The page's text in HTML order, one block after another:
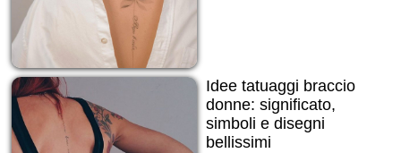
Idee tatuaggi braccio
donne: significato,
simboli e disegni
bellissimi